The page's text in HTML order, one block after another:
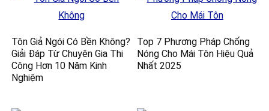
Tôn Giả Ngói Có Bền Không?
Giải Đáp Từ Chuyên Gia Thi
Công Hơn 10 Năm Kinh
Nghiệm
Top 7 Phương Pháp Chống
Nóng Cho Mái Tôn Hiệu Quả
Nhất 2025